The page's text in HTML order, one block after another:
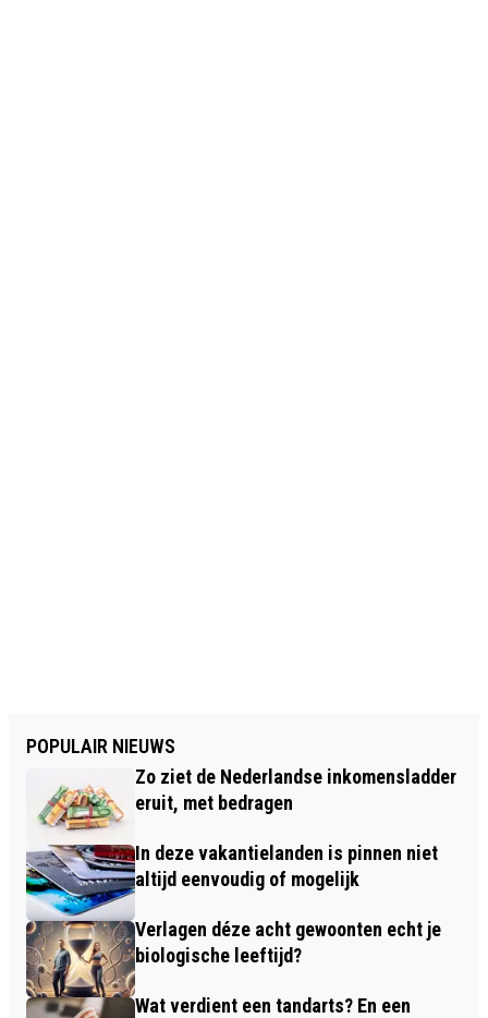
POPULAIR NIEUWS
Zo ziet de Nederlandse inkomensladder
eruit, met bedragen
In deze vakantielanden is pinnen niet
altijd eenvoudig of mogelijk
Verlagen déze acht gewoonten echt je
biologische leeftijd?
Wat verdient een tandarts? En een